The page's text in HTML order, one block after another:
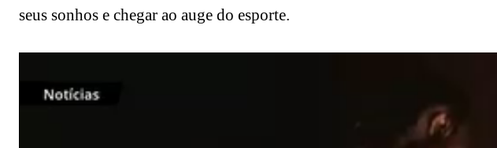
seus sonhos e chegar ao auge do esporte.